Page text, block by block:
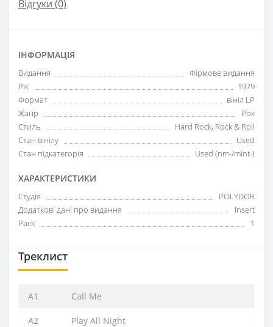
Відгуки (0)
ІНФОРМАЦІЯ
Видання
Фірмове видання
Рік
1979
Формат
вініл LP
Жанр
Рок
Стиль
Hard Rock, Rock & Roll
Стан вінілу
Used
Стан підкатегорія
Used (nm-/mint-)
ХАРАКТЕРИСТИКИ
Студія
POLYDOR
Додаткові дані про видання
Insert
Pack
1
Треклист
A1 Call Me
A2 Play All Night